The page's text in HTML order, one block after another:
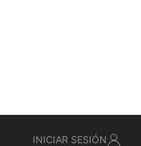
INICIAR SESIÓN